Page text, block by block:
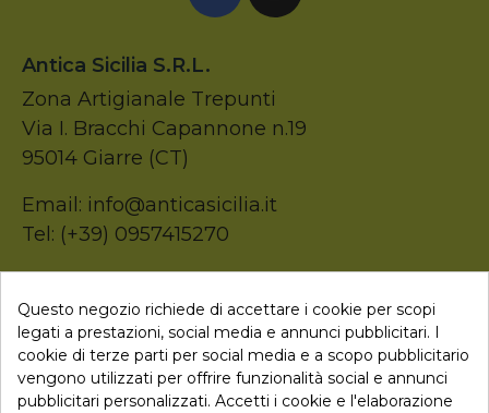
Antica Sicilia S.r.l.
Zona Artigianale Trepunti
Via I. Bracchi Capannone n.19
95014 Giarre (CT)
Email: info@anticasicilia.it
Tel: (+39) 0957415270
Collegamenti 
Questo negozio richiede di accettare i cookie per scopi
legati a prestazioni, social media e annunci pubblicitari. I
cookie di terze parti per social media e a scopo pubblicitario
vengono utilizzati per offrire funzionalità social e annunci
pubblicitari personalizzati. Accetti i cookie e l'elaborazione